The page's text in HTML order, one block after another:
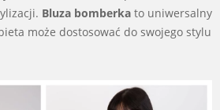
Bluza bomberka to uniwersalny
może dostosować do swojego stylu